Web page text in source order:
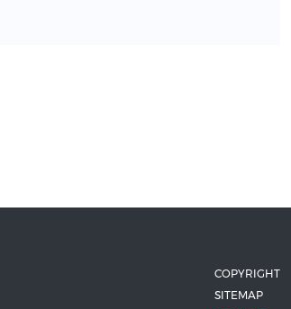
COPYRIGHT
SITEMAP